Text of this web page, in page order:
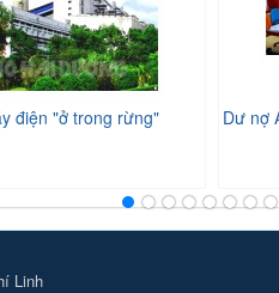
điện "ở trong rừng"
Dư nợ
Linh